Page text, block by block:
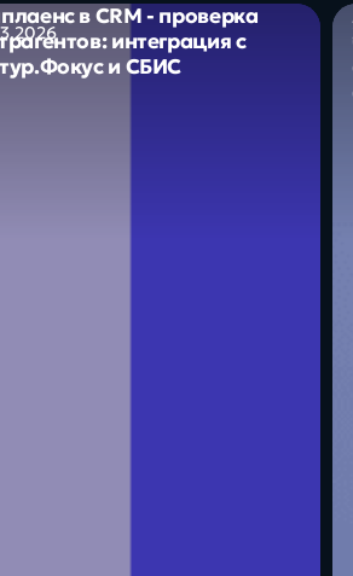
в CRM - проверка
интеграция с
и СБИС